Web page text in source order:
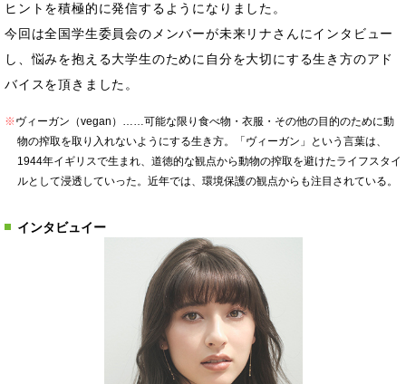
ヒントを積極的に発信するようになりました。
今回は全国学生委員会のメンバーが未来リナさんにインタビュー
し、悩みを抱える大学生のために自分を大切にする生き方のアド
バイスを頂きました。
※ヴィーガン（vegan）……可能な限り食べ物・衣服・その他の目的のために動
物の搾取を取り入れないようにする生き方。「ヴィーガン」という言葉は、
1944年イギリスで生まれ、道徳的な観点から動物の搾取を避けたライフスタイ
ルとして浸透していった。近年では、環境保護の観点からも注目されている。
インタビュイー